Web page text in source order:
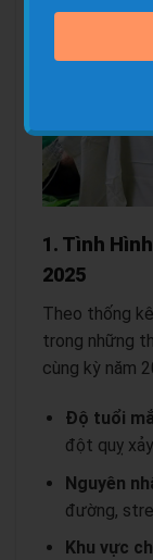
1. Tình
2025
Theo thống
trong những
cùng kỳ năm
Độ tuổi
đột quỵ
Nguyên
đường,
Khu vực